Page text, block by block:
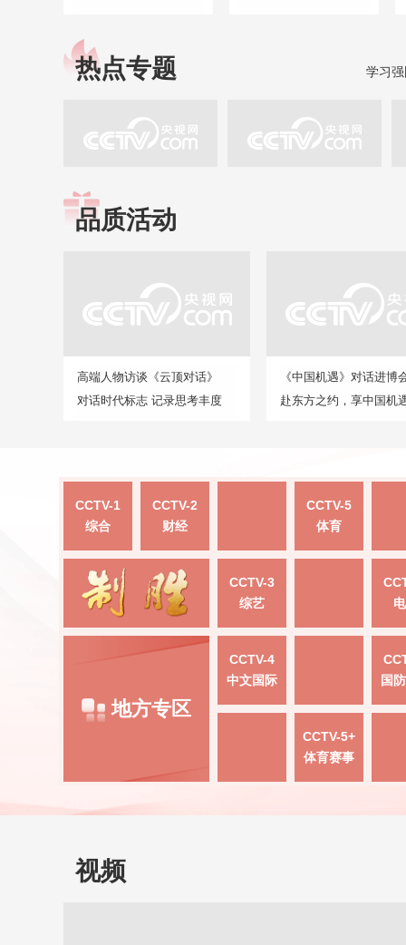
热点专题 学习
品质活动
高端人物访谈《云顶对话》
对话时代标志 记录思考丰度
《中国机遇》对话进博
赴东方之约，享中国机
CCTV-1
综合
CCTV-2
财经
CCTV-5
体育
CCTV-3
综艺
地方专区
CCTV-4
中文国际
国
CCTV-5+
体育赛事
视频